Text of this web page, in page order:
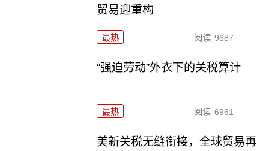
贸易迎重构
最热 阅读 9687
“强迫劳动”外衣下的关税算计
最热 阅读 6961
美新关税无缝衔接，全球贸易再